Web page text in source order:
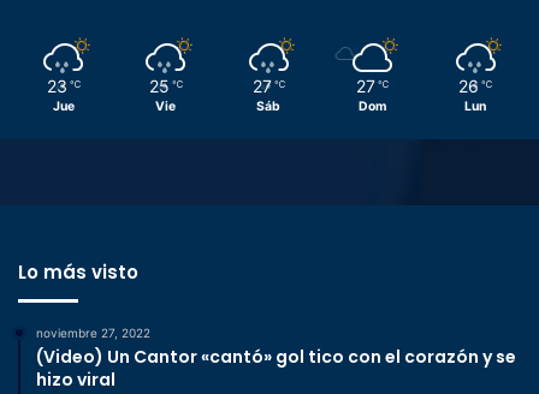
23 ℃
Jue
25 ℃
Vie
27 ℃
Sáb
27 ℃
Dom
26 ℃
Lun
Lo más visto
noviembre 27, 2022
(Video) Un Cantor «cantó» gol tico con el corazón y se
hizo viral